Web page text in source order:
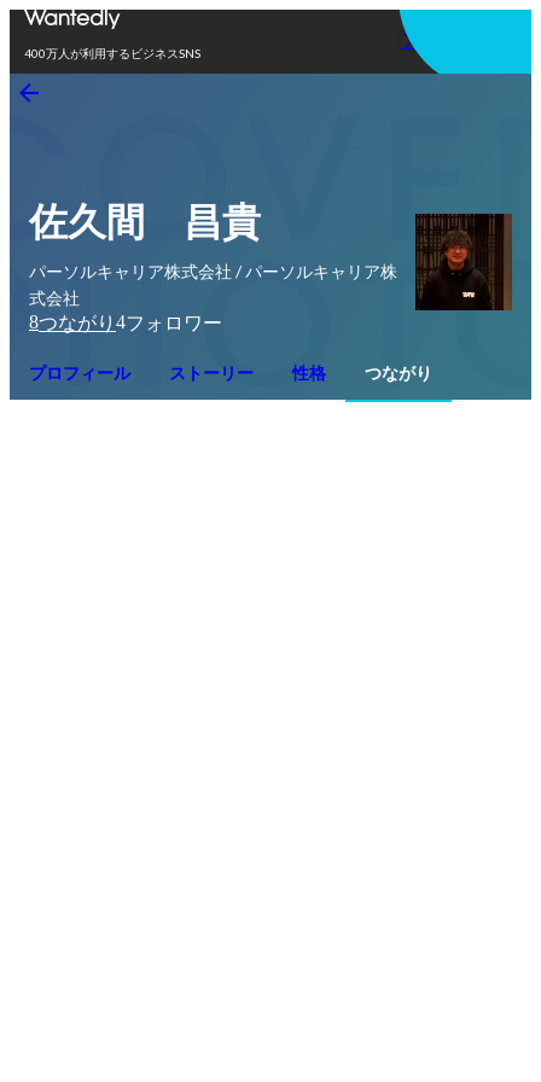
400万人が利用するビジネスSNS
アプリを使う
佐久間 昌貴
パーソルキャリア株式会社 / パーソルキャリア株
式会社
8つながり 4フォロワー
プロフィール ストーリー 性格 つながり